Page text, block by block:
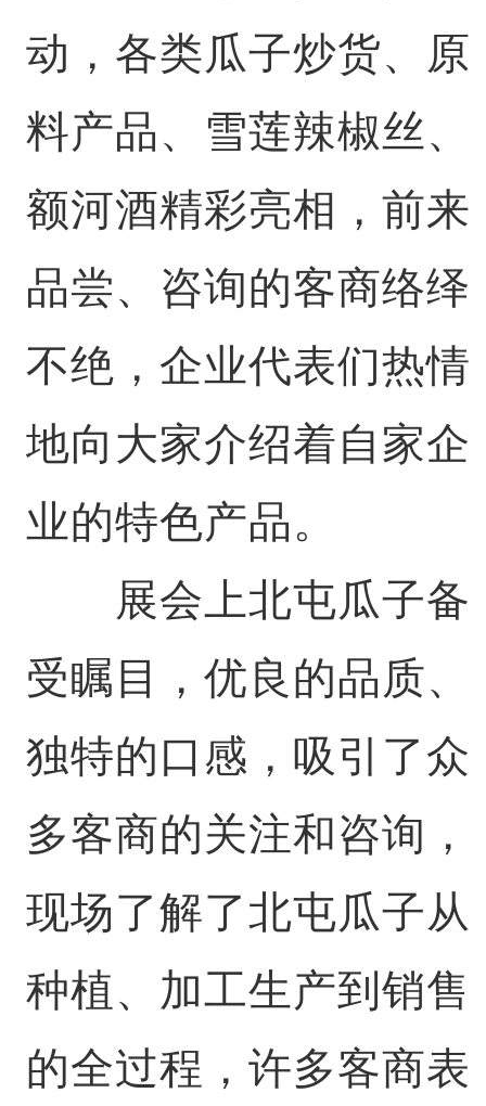
动，各类瓜子炒货、原
料产品、雪莲辣椒丝、
额河酒精彩亮相，前来
品尝、咨询的客商络绎
不绝，企业代表们热情
地向大家介绍着自家企
业的特色产品。
展会上北屯瓜子备
受瞩目，优良的品质、
独特的口感，吸引了众
多客商的关注和咨询，
现场了解了北屯瓜子从
种植、加工生产到销售
的全过程，许多客商表